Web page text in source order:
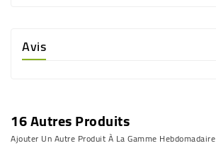
Avis
16 Autres Produits
Ajouter Un Autre Produit À La Gamme Hebdomadaire